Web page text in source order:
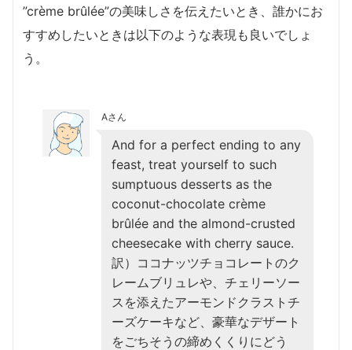
”crème brûlée”の美味しさを伝えたいとき、誰かにお
すすめしたいときは以下のような表現も良いでしょ
う。
Aさん
And for a perfect ending to any
feast, treat yourself to such
sumptuous desserts as the
coconut-chocolate crème
brûlée and the almond-crusted
cheesecake with cherry sauce.
訳）ココナッツチョコレートのク
レームブリュレや、チェリーソー
スを添えたアーモンドクラストチ
ーズケーキなど、豪華なデザート
をごちそうの締めくくりにどう